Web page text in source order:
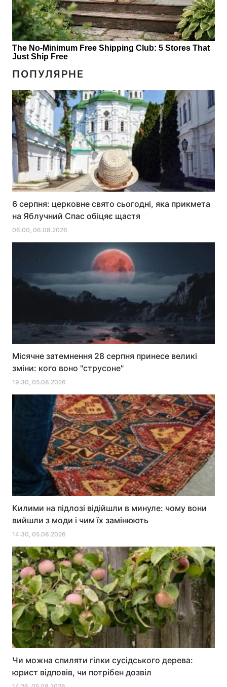
ПОПУЛЯРНЕ
6 серпня: церковне свято сьогодні, яка прикмета
на Яблучний Спас обіцяє щастя
06:00, 06.08.2026
Місячне затемнення 28 серпня принесе великі
зміни: кого воно "струсоне"
19:30, 05.08.2026
Килими на підлозі відійшли в минуле: чому вони
вийшли з моди і чим їх замінюють
14:30, 05.08.2026
Чи можна спиляти гілки сусідського дерева:
юрист відповів, чи потрібен дозвіл